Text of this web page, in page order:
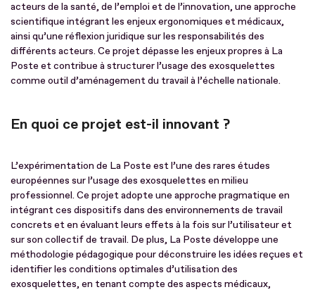
acteurs de la santé, de l’emploi et de l’innovation, une approche
scientifique intégrant les enjeux ergonomiques et médicaux,
ainsi qu’une réflexion juridique sur les responsabilités des
différents acteurs. Ce projet dépasse les enjeux propres à La
Poste et contribue à structurer l’usage des exosquelettes
comme outil d’aménagement du travail à l’échelle nationale.
En quoi ce projet est-il innovant ?
L’expérimentation de La Poste est l’une des rares études
européennes sur l’usage des exosquelettes en milieu
professionnel. Ce projet adopte une approche pragmatique en
intégrant ces dispositifs dans des environnements de travail
concrets et en évaluant leurs effets à la fois sur l’utilisateur et
sur son collectif de travail. De plus, La Poste développe une
méthodologie pédagogique pour déconstruire les idées reçues et
identifier les conditions optimales d’utilisation des
exosquelettes, en tenant compte des aspects médicaux,